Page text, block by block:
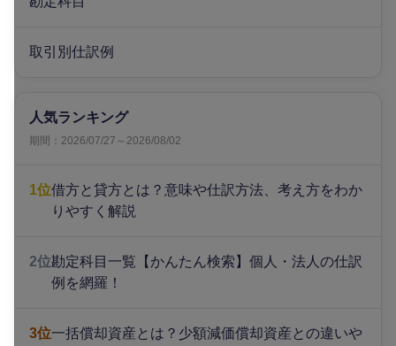
取引別仕訳例
人気ランキング
期間：2026/07/27～2026/08/02
1位借方と貸方とは？意味や仕訳方法、考え方をわか
りやすく解説
2位勘定科目一覧【かんたん検索】個人・法人の仕訳
例を網羅！
3位一括償却資産とは？少額減価償却資産との違いや